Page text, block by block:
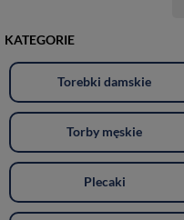
KATEGORIE
Torebki damskie
Torby męskie
Plecaki